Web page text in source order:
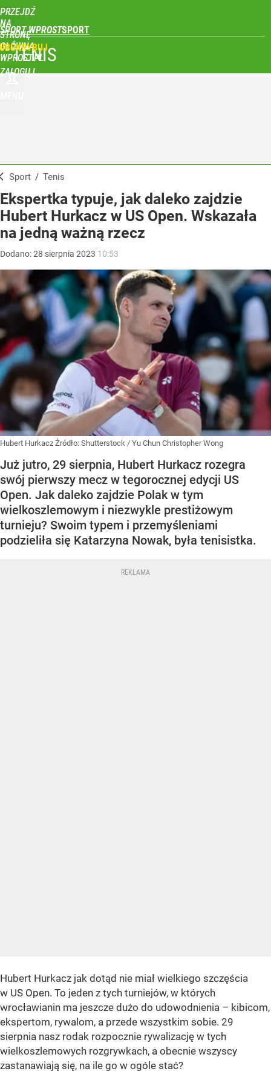
PRZEJDŹ
NA
STRONĘ
GŁÓWNĄ
WPROST.PL
SPORT WPROST
ZALOGUJ
TENIS
Sport / Tenis
Ekspertka typuje, jak daleko zajdzie
Hubert Hurkacz w US Open. Wskazała
na jedną ważną rzecz
Dodano:28 sierpnia 2023 10:53
Hubert Hurkacz Źródło: Shutterstock / Yu Chun Christopher Wong
Już jutro, 29 sierpnia, Hubert Hurkacz rozegra
swój pierwszy mecz w tegorocznej edycji US
Open. Jak daleko zajdzie Polak w tym
wielkoszlemowym i niezwykle prestiżowym
turnieju? Swoim typem i przemyśleniami
podzieliła się Katarzyna Nowak, była tenisistka.
Hubert Hurkacz jak dotąd nie miał wielkiego szczęścia
w US Open. To jeden z tych turniejów, w których
wrocławianin ma jeszcze dużo do udowodnienia – kibicom,
ekspertom, rywalom, a przede wszystkim sobie. 29
sierpnia nasz rodak rozpocznie rywalizację w tych
wielkoszlemowych rozgrywkach, a obecnie wszyscy
zastanawiają się, na ile go w ogóle stać?